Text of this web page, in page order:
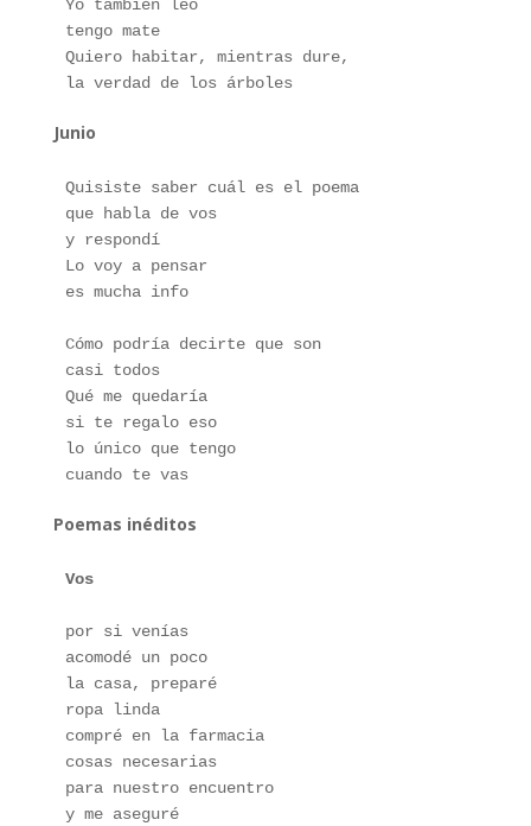
Yo también leo
tengo mate
Quiero habitar, mientras dure,
la verdad de los árboles
Junio
Quisiste saber cuál es el poema
que habla de vos
y respondí
Lo voy a pensar
es mucha info
Cómo podría decirte que son
casi todos
Qué me quedaría
si te regalo eso
lo único que tengo
cuando te vas
Poemas inéditos
Vos
por si venías
acomodé un poco
la casa, preparé
ropa linda
compré en la farmacia
cosas necesarias
para nuestro encuentro
y me aseguré